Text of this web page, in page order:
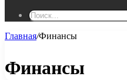
Главная/Финансы
Финансы